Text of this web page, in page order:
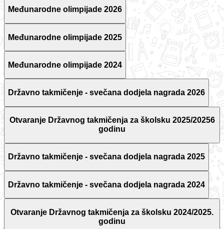
Međunarodne olimpijade 2026
Međunarodne olimpijade 2025
Međunarodne olimpijade 2024
Državno takmičenje - svečana dodjela nagrada 2026
Otvaranje Državnog takmičenja za školsku 2025/20256
godinu
Državno takmičenje - svečana dodjela nagrada 2025
Državno takmičenje - svečana dodjela nagrada 2024
Otvaranje Državnog takmičenja za školsku 2024/2025.
godinu